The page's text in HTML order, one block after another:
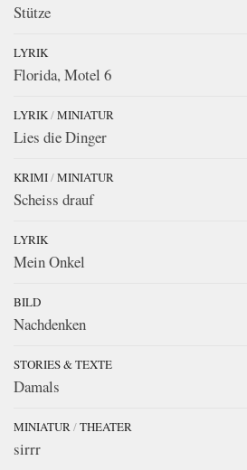
Stütze
LYRIK
Florida, Motel 6
LYRIK/MINIATUR
Lies die Dinger
KRIMI/MINIATUR
Scheiss drauf
LYRIK
Mein Onkel
BILD
Nachdenken
STORIES & TEXTE
Damals
MINIATUR/THEATER
sirrr